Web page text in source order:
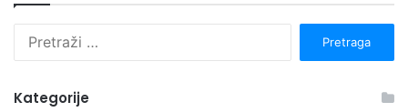
Kategorije